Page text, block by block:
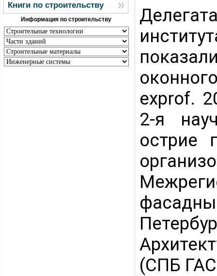
Книги по строительству
Информация по строительству
exprof.
2-я
острие
(СПБ